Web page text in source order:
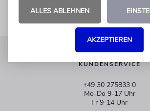
KUNDENSERVICE
+49 30 275833 0
Mo-Do 9-17 Uhr
Fr 9-14 Uhr
ALLES ABLEHNEN
AKZEPTIEREN